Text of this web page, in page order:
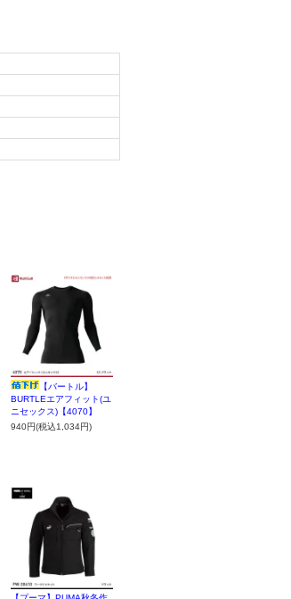
【バートル】
BURTLEエアフィット(ユ
ニセックス)【4070】
940円(税込1,034円)